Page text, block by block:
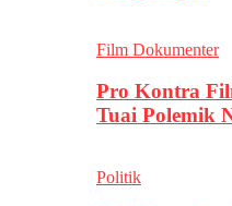
Film Dokumenter
Pro Kontra
Tuai Polemik
Politik